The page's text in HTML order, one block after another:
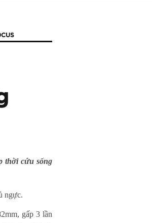
thời cứu sống
ngực.
gấp 3 lần